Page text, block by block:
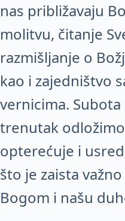
nas približavaju
molitvu, čitanje
razmišljanje o
kao i zajedništvo
vernicima.
trenutak
opterećuje i
što je zaista
Bogom i našu